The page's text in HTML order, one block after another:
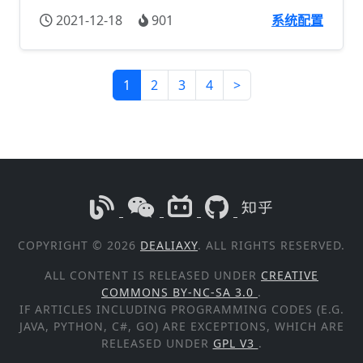
2021-12-18 901 系统配置
1 2 3 4 >
COPYRIGHT © 2026 DEALIAXY. ALL RIGHTS RESERVED.
ALL CONTENT IS RELEASED UNDER CREATIVE
COMMONS BY-NC-SA 3.0 .
IF ARTICLES INCLUDING PROGRAMMING CODES (E.G.
JAVA, PYTHON, C#, GO) ARE EXCEPTIONS, WHICH ARE
RELEASED UNDER GPL V3 .